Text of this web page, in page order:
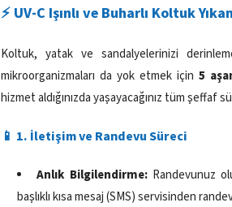
⚡ UV-C Işınlı ve Buharlı Koltuk
Koltuk, yatak ve sandalyelerinizi
mikroorganizmaları da yok etmek için 5
hizmet aldığınızda yaşayacağınız tüm şeffaf
📱 1. İletişim ve Randevu Süreci
Anlık Bilgilendirme:Randevunuz
başlıklı kısa mesaj (SMS) servisinden